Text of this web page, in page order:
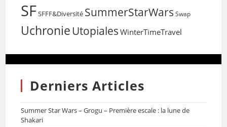
SFSFFF&Diversité SummerStarWars Swap
Uchronie Utopiales WinterTimeTravel
Derniers Articles
Summer Star Wars – Grogu – Première escale : la lune de
Shakari